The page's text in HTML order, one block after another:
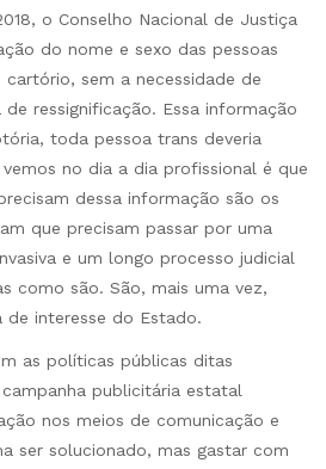
o Conselho Nacional de Justiça
do nome e sexo das pessoas
sem a necessidade de
ressignificação. Essa informação
toda pessoa trans deveria
no dia a dia profissional é que
dessa informação são os
que precisam passar por uma
e um longo processo judicial
como são. São, mais uma vez,
interesse do Estado.
as políticas públicas ditas
publicitária estatal
nos meios de comunicação e
ser solucionado, mas gastar com